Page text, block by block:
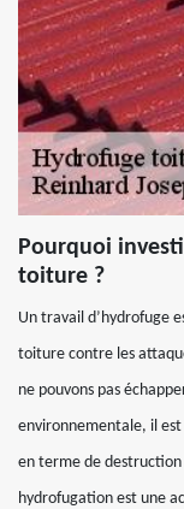
Pourquoi
toiture ?
Un travail d’hydrofuge
toiture contre les
ne pouvons pas
environnementale, il
en terme de
hydrofugation est une